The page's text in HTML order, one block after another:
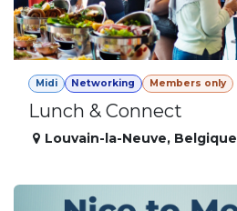
Midi Networking Members only
Lunch & Connect
Louvain-la-Neuve, Belgique